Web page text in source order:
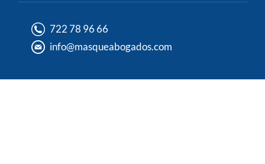
722 78 96 66
info@masqueabogados.com